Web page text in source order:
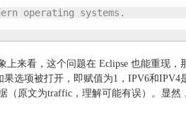
operating systems.
来看，这个问题在 Eclipse 也能重现，
选项被打开，即赋值为1，IPV6和IPV4
（原文为traffic，理解可能有误）。显然